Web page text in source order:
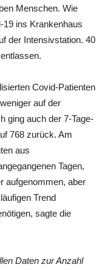
Menschen. Wie
19 ins Krankenhaus
der Intensivstation. 40
Covid-Patienten
auf der
ging auch der 7-Tage-
768 zurück. Am
aus
Tagen,
aufgenommen, aber
Trend
sagte die
Daten zur Anzahl